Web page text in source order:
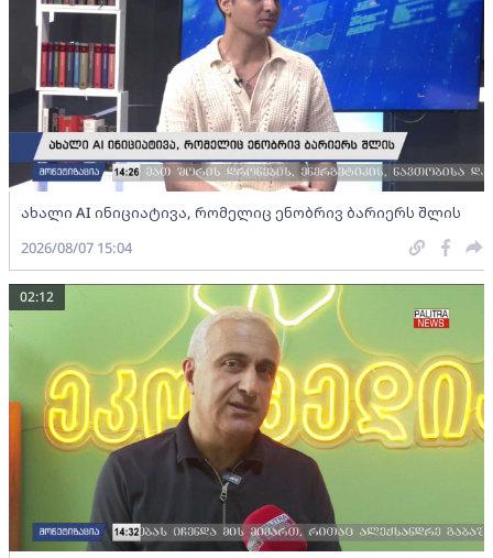
ახალი AI ინიციატივა, რომელიც ენობრივ ბარიერს შლის
2026/08/07 15:04
02:12